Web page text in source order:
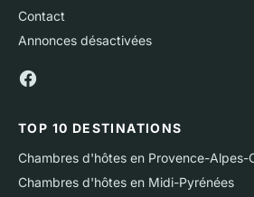
Contact
Annonces désactivées
TOP 10 DESTINATIONS
Chambres d'hôtes en Provence-Alpes-
Chambres d'hôtes en Midi-Pyrénées